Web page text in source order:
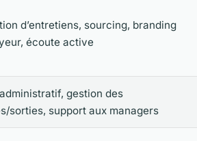
d’entretiens, sourcing, branding
écoute active
gestion des
sorties, support aux managers